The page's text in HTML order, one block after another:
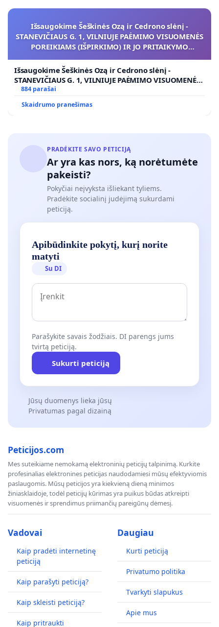
Išsaugokime Šeškinės Ozą ir Cedrono slėnį -
STANEVIČIAUS G. 1, VILNIUJE PAĖMIMO VISUOMENĖS
POREIKIAMS (IŠPIRKIMO) IR JO PRITAIKYMO
Išsaugokime Šeškinės Ozą ir Cedrono slėnį -
STANEVIČIAUS G. 1, VILNIUJE PAĖMIMO VISUOMENĖS
POREIKIAMS (IŠPIRKIMO) IR JO PRITAIKYMO VIEŠAJAI
ŽELDYNŲ FUNKCIJAI
884 parašai
Skaidrumo pranešimas
PRADĖKITE SAVO PETICIJĄ
Ar yra kas nors, ką norėtumėte
pakeisti?
Pokyčiai neįvyksta išliekant tyliems.
Pradėkite socialinį judėjimą sukurdami
peticiją.
Apibūdinkite pokytį, kurį norite
matyti
Su DI
Parašykite savais žodžiais. DI parengs jums
tvirtą peticiją.
Sukurti peticiją
Jūsų duomenys lieka jūsų
Privatumas pagal dizainą
Peticijos.com
Mes suteikiame nemokamą elektroninių peticijų talpinimą. Kurkite
profesinalias elektronines peticijas naudodamiesi mūsų efektyviomis
paslaugomis. Mūsų peticijos yra kiekvieną dieną minimos
žiniasklaidoje, todėl peticijų kūrimas yra puikus būdas atkreipti
visuomenės ir sprendimus priimančių pareigūnų dėmesį.
Vadovai
Kaip pradėti internetinę
peticiją
Kaip parašyti peticiją?
Kaip skleisti peticiją?
Kaip pritraukti
Daugiau
Kurti peticiją
Privatumo politika
Tvarkyti slapukus
Apie mus